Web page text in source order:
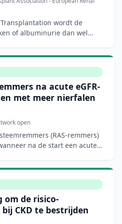
wordt de
of albuminurie dan wel
na acute eGFR-
met meer nierfalen
open
(RAS-remmers)
na de start een acute
om de risico-
CKD te bestrijden